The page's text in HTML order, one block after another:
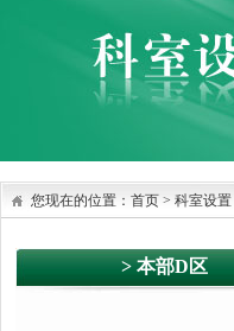
您现在的位置： 首页 > 科室设置
> 本部D区